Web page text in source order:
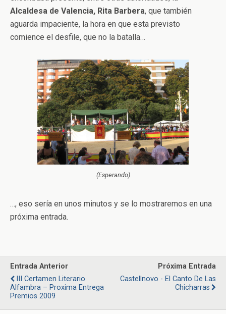
Alcaldesa de Valencia, Rita Barbera, que también
aguarda impaciente, la hora en que esta previsto
comience el desfile, que no la batalla…
(Esperando)
…, eso sería en unos minutos y se lo mostraremos en una
próxima entrada.
Entrada Anterior
III Certamen Literario
Alfambra – Proxima Entrega
Premios 2009
Próxima Entrada
Castellnovo - El Canto De Las
Chicharras